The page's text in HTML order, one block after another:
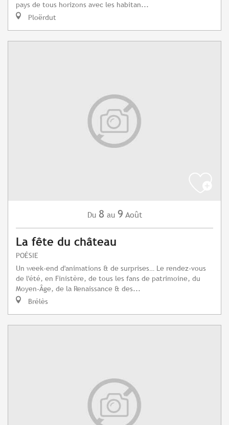
pays de tous horizons avec les habitan...
Ploërdut
Du 8 au 9 Août
La fête du château
POÉSIE
Un week-end d'animations & de surprises… Le rendez-vous
de l'été, en Finistère, de tous les fans de patrimoine, du
Moyen-Âge, de la Renaissance & des...
Brélès